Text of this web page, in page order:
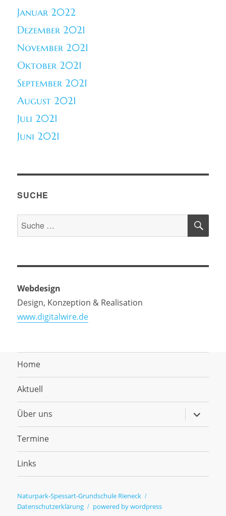
Januar 2022
Dezember 2021
November 2021
Oktober 2021
September 2021
August 2021
Juli 2021
Juni 2021
SUCHE
Suche
nach:
Webdesign
Design, Konzeption & Realisation
www.digitalwire.de
Home
Aktuell
Über uns anzeigen
Termine
Links
Naturpark-Spessart-Grundschule Rieneck
Datenschutzerklärung